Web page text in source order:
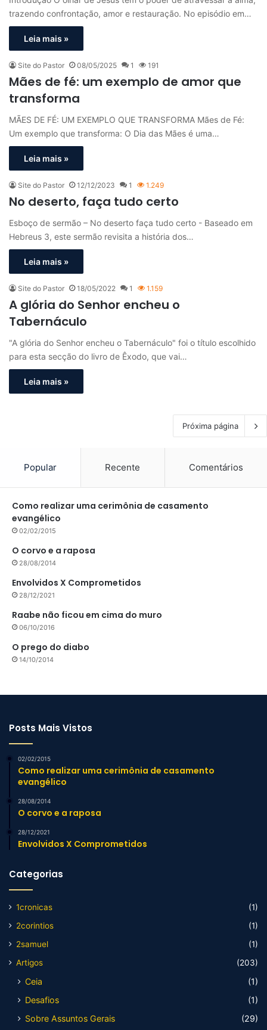
trazendo confrontação, amor e restauração. No episódio em…
Leia mais »
Site do Pastor 08/05/2025 1 191
Mães de fé: um exemplo de amor que
transforma
MÃES DE FÉ: UM EXEMPLO QUE TRANSFORMA Mães de Fé:
Um exemplo que transforma: O Dia das Mães é uma…
Leia mais »
Site do Pastor 12/12/2023 1 1.249
No deserto, faça tudo certo
Esboço de sermão – No deserto faça tudo certo - Baseado em
Hebreus 3, este sermão revisita a história dos…
Leia mais »
Site do Pastor 18/05/2022 1 1.159
A glória do Senhor encheu o
Tabernáculo
"A glória do Senhor encheu o Tabernáculo" foi o título escolhido
para esta secção do livro de Êxodo, que vai…
Leia mais »
Próxima página
Popular Recente Comentários
Como realizar uma cerimônia de casamento
evangélico
02/02/2015
O corvo e a raposa
28/08/2014
Envolvidos X Comprometidos
28/12/2021
Raabe não ficou em cima do muro
06/10/2016
O prego do diabo
14/10/2014
Posts Mais Vistos
02/02/2015
Como realizar uma cerimônia de casamento
evangélico
28/08/2014
O corvo e a raposa
28/12/2021
Envolvidos X Comprometidos
Categorias
1cronicas
(1)
2corintios
(1)
2samuel
(1)
Artigos
(203)
Ceia
(1)
Desafios
(1)
Sobre Assuntos Gerais
(29)